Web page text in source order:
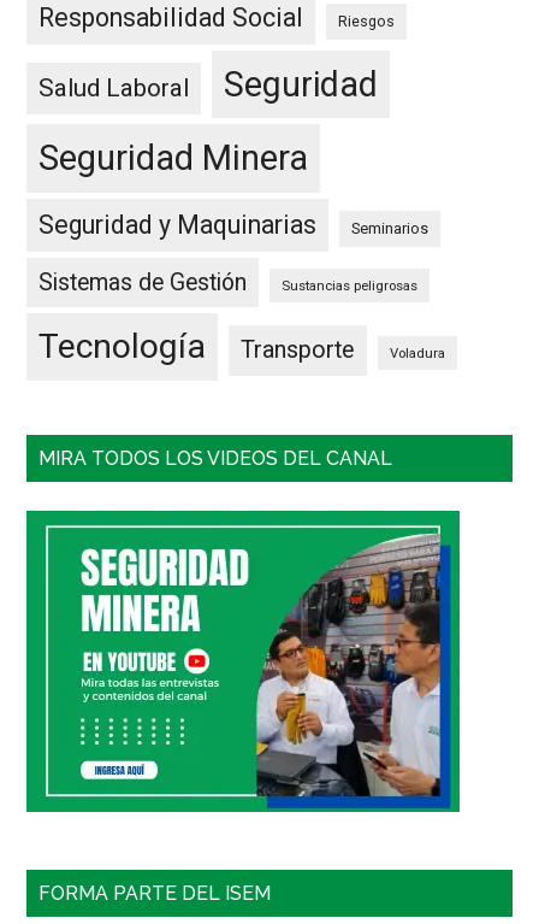
Responsabilidad Social Riesgos
Salud Laboral
Seguridad
Seguridad Minera
Seguridad y Maquinarias Seminarios
Sistemas de Gestión Sustancias peligrosas
Tecnología Transporte Voladura
MIRA TODOS LOS VIDEOS DEL CANAL
FORMA PARTE DEL ISEM